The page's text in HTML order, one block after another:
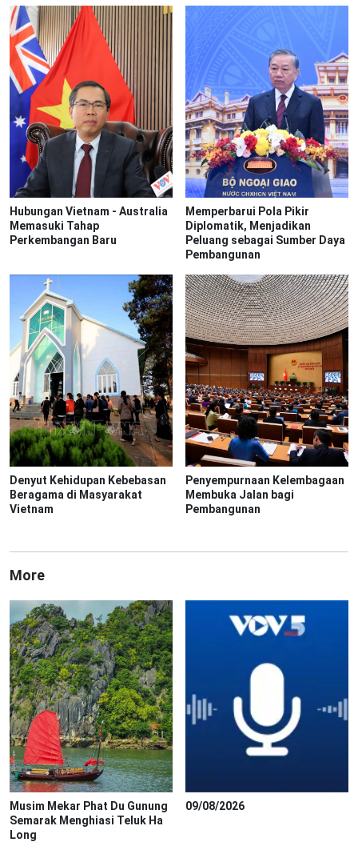
Hubungan Vietnam - Australia
Memasuki Tahap
Perkembangan Baru
Memperbarui Pola Pikir
Diplomatik, Menjadikan
Peluang sebagai Sumber Daya
Pembangunan
Denyut Kehidupan Kebebasan
Beragama di Masyarakat
Vietnam
Penyempurnaan Kelembagaan
Membuka Jalan bagi
Pembangunan
More
Musim Mekar Phat Du Gunung
Semarak Menghiasi Teluk Ha
Long
09/08/2026